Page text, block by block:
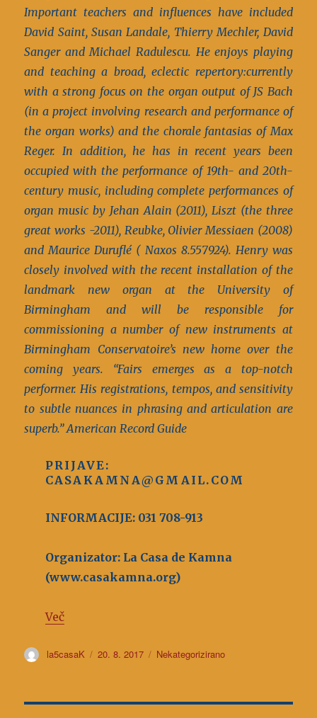
Important teachers and influences have included
David Saint, Susan Landale, Thierry Mechler, David
Sanger and Michael Radulescu. He enjoys playing
and teaching a broad, eclectic repertory:currently
with a strong focus on the organ output of JS Bach
(in a project involving research and performance of
the organ works) and the chorale fantasias of Max
Reger. In addition, he has in recent years been
occupied with the performance of 19th- and 20th-
century music, including complete performances of
organ music by Jehan Alain (2011), Liszt (the three
great works -2011), Reubke, Olivier Messiaen (2008)
and Maurice Duruflé ( Naxos 8.557924). Henry was
closely involved with the recent installation of the
landmark new organ at the University of
Birmingham and will be responsible for
commissioning a number of new instruments at
Birmingham Conservatoire’s new home over the
coming years. “Fairs emerges as a top-notch
performer. His registrations, tempos, and sensitivity
to subtle nuances in phrasing and articulation are
superb.” American Record Guide
PRIJAVE:
CASAKAMNA@GMAIL.COM
INFORMACIJE: 031 708-913
Organizator: La Casa de Kamna
(www.casakamna.org)
Več
Avtor
la5casaK
Objavljeno
20. 8. 2017 Kategorije
Nekategorizirano